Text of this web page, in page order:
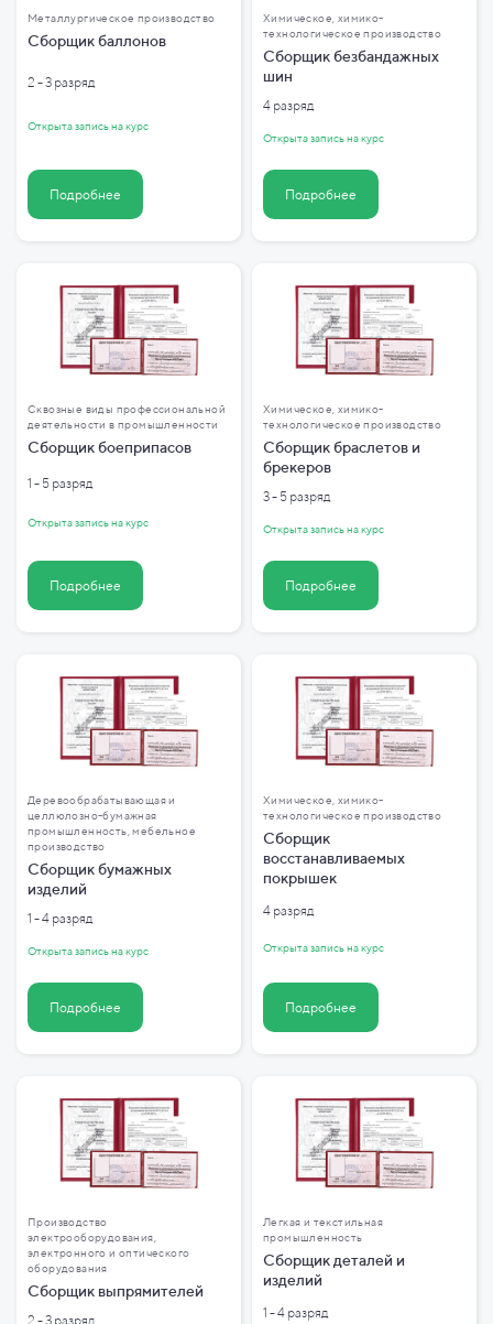
Металлургическое производство
Сборщик баллонов
2 - 3 разряд
Открыта запись на курс
Подробнее
Химическое, химико-
технологическое производство
Сборщик безбандажных
шин
4 разряд
Открыта запись на курс
Подробнее
Сквозные виды профессиональной
деятельности в промышленности
Сборщик боеприпасов
1 - 5 разряд
Открыта запись на курс
Подробнее
Химическое, химико-
технологическое производство
Сборщик браслетов и
брекеров
3 - 5 разряд
Открыта запись на курс
Подробнее
Деревообрабатывающая и
целлюлозно-бумажная
промышленность, мебельное
производство
Сборщик бумажных
изделий
1 - 4 разряд
Открыта запись на курс
Подробнее
Химическое, химико-
технологическое производство
Сборщик
восстанавливаемых
покрышек
4 разряд
Открыта запись на курс
Подробнее
Производство
электрооборудования,
электронного и оптического
оборудования
Сборщик выпрямителей
2 - 3 разряд
Легкая и текстильная
промышленность
Сборщик деталей и
изделий
1 - 4 разряд